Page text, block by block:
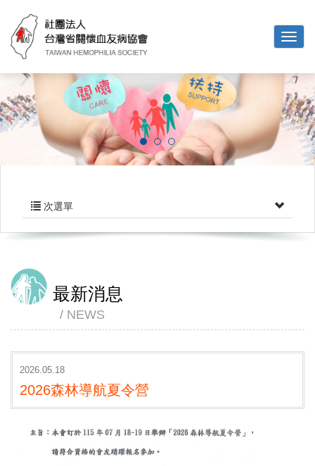
次選單
最新消息
NEWS
2026.05.18
2026森林導航夏令營